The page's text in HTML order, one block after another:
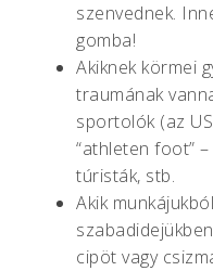
szenvednek.
gomba!
Akiknek körmei
traumának
sportolók (az
“athleten foot”
túristák, stb.
Akik
cipöt vagy